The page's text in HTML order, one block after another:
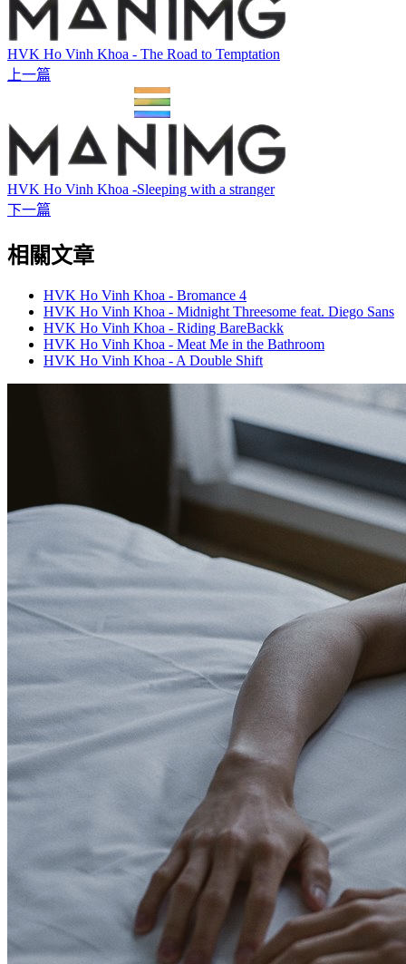
HVK Ho Vinh Khoa - The Road to Temptation
上一篇
HVK Ho Vinh Khoa -Sleeping with a stranger
下一篇
相關文章
HVK Ho Vinh Khoa - Bromance 4
HVK Ho Vinh Khoa - Midnight Threesome feat. Diego Sans
HVK Ho Vinh Khoa - Riding BareBackk
HVK Ho Vinh Khoa - Meat Me in the Bathroom
HVK Ho Vinh Khoa - A Double Shift